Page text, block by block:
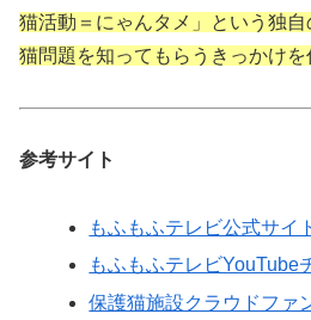
猫活動＝にゃんタメ」という独
猫問題を知ってもらうきっかけを
参考サイト
もふもふテレビ公式サイ
もふもふテレビYouTube
保護猫施設クラウドファ